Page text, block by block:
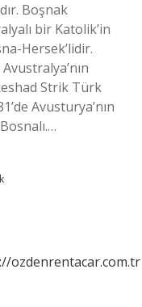
Boşnak
bir Katolik’in
Hersek’lidir.
Strik Türk
Avusturya’nın
ozdenrentacar.com.tr